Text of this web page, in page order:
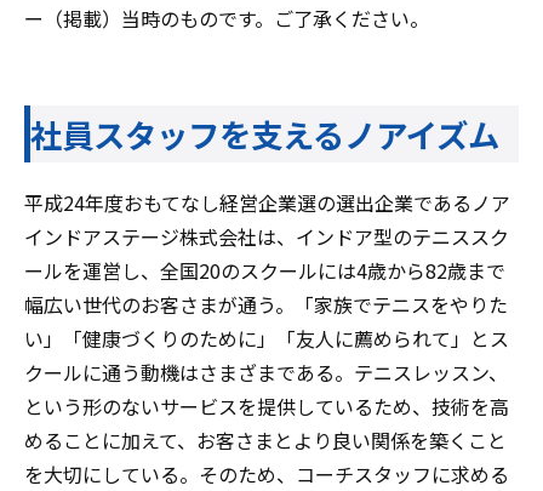
ー（掲載）当時のものです。ご了承ください。
社員スタッフを支えるノアイズム
平成24年度おもてなし経営企業選の選出企業であるノア
インドアステージ株式会社は、インドア型のテニススク
ールを運営し、全国20のスクールには4歳から82歳まで
幅広い世代のお客さまが通う。「家族でテニスをやりた
い」「健康づくりのために」「友人に薦められて」とス
クールに通う動機はさまざまである。テニスレッスン、
という形のないサービスを提供しているため、技術を高
めることに加えて、お客さまとより良い関係を築くこと
を大切にしている。そのため、コーチスタッフに求める